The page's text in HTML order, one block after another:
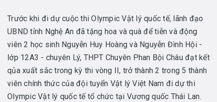
Trước khi đi dự cuộc thi Olympic Vật lý quốc tế, lãnh đạo
UBND tỉnh Nghệ An đã tặng hoa và quà để tiễn và động
viên 2 học sinh Nguyễn Huy Hoàng và Nguyễn Đình Hội -
lớp 12A3 - chuyên Lý, THPT Chuyên Phan Bội Châu đạt kết
qủa xuất sắc trong kỳ thi vòng II, trở thành 2 trong 5 thành
viên chính thức của đội tuyển Vật lý Việt Nam đi dự thi
Olympic Vật lý quốc tế tổ chức tại Vương quốc Thái Lan.